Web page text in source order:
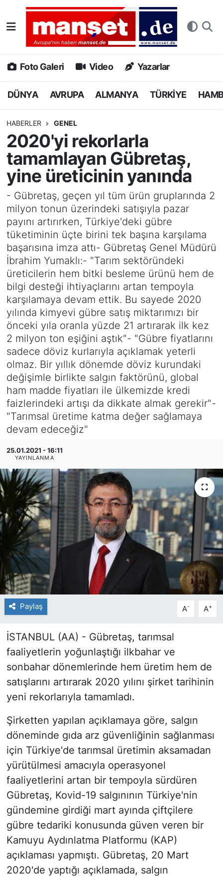
Foto Galeri Video Yazarlar
DÜNYA AVRUPA ALMANYA TÜRKİYE
HABERLER GENEL
2020'yi rekorlarla
tamamlayan Gübretaş,
yine üreticinin yanında
- Gübretaş, geçen yıl tüm ürün gruplarında 2
milyon tonun üzerindeki satışıyla pazar
payını artırırken, Türkiye'deki gübre
tüketiminin üçte birini tek başına karşılama
başarısına imza attı- Gübretaş Genel Müdürü
İbrahim Yumaklı:- "Tarım sektöründeki
üreticilerin hem bitki besleme ürünü hem de
bilgi desteği ihtiyaçlarını artan tempoyla
karşılamaya devam ettik. Bu sayede 2020
yılında kimyevi gübre satış miktarımızı bir
önceki yıla oranla yüzde 21 artırarak ilk kez
2 milyon ton eşiğini aştık"- "Gübre fiyatlarını
sadece döviz kurlarıyla açıklamak yeterli
olmaz. Bir yıllık dönemde döviz kurundaki
değişimle birlikte salgın faktörünü, global
ham madde fiyatları ile ülkemizde kredi
faizlerindeki artışı da dikkate almak gerekir"-
"Tarımsal üretime katma değer sağlamaya
devam edeceğiz"
25.01.2021 - 16:11
YAYINLANMA
Paylaş A- A+
İSTANBUL (AA) - Gübretaş, tarımsal
faaliyetlerin yoğunlaştığı ilkbahar ve
sonbahar dönemlerinde hem üretim hem de
satışlarını artırarak 2020 yılını şirket tarihinin
yeni rekorlarıyla tamamladı.
Şirketten yapılan açıklamaya göre, salgın
döneminde gıda arz güvenliğinin sağlanması
için Türkiye'de tarımsal üretimin aksamadan
yürütülmesi amacıyla operasyonel
faaliyetlerini artan bir tempoyla sürdüren
Gübretaş, Kovid-19 salgınının Türkiye'nin
gündemine girdiği mart ayında çiftçilere
gübre tedariki konusunda güven veren bir
Kamuyu Aydınlatma Platformu (KAP)
açıklaması yapmıştı. Gübretaş, 20 Mart
2020'de yaptığı açıklamada, salgın
DÜNYA
AVRUPA
ALMANYA
HAMBURG
SPOR
DEUTSCH
EKONOMİ
SİYASET
SAĞLIK
Nöbetçi Eczaneler
Hava Durumu
Namaz Vakitleri
Puan Durumu ve Fikstür
Tüm Manşetler
Son Dakika Haberleri
Haber Arşivi